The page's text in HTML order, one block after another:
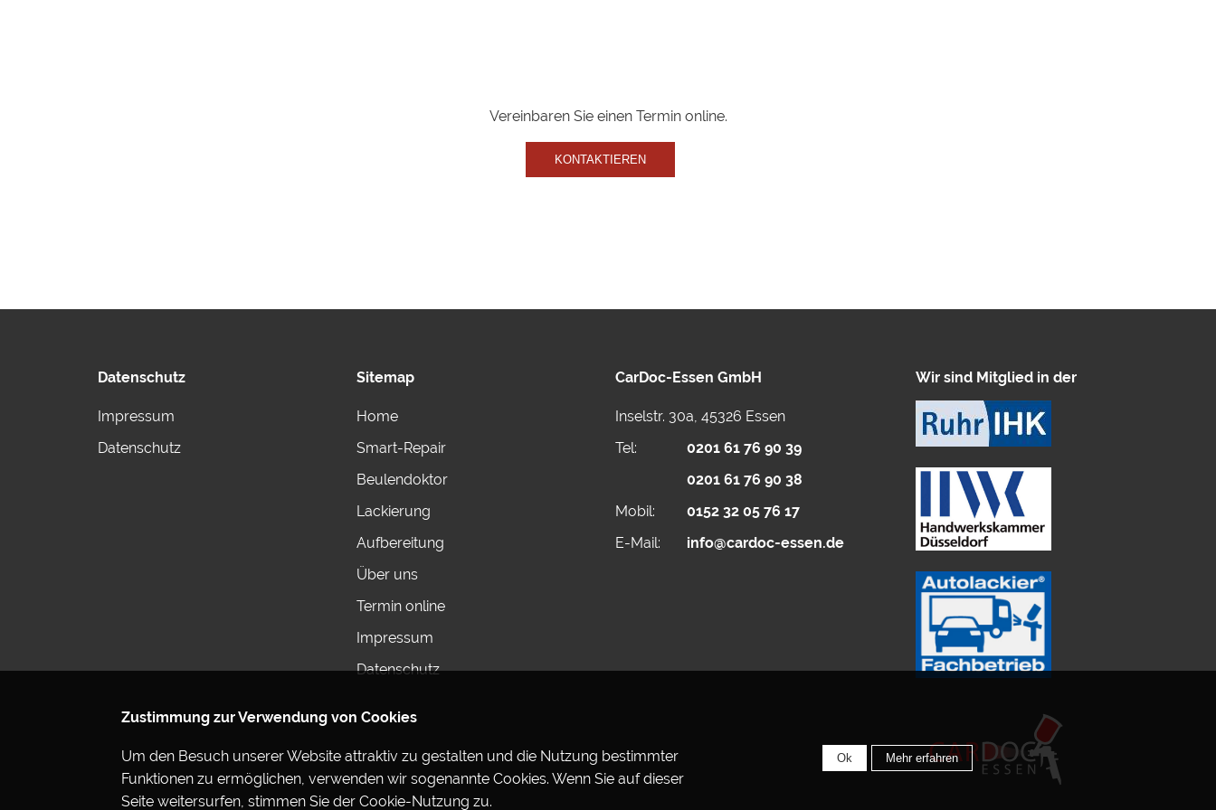
Vereinbaren Sie einen Termin online.
KONTAKTIEREN
Datenschutz
Impressum
Datenschutz
Sitemap
Home
Smart-Repair
Beulendoktor
Lackierung
Aufbereitung
Über uns
Termin online
Impressum
Datenschutz
CarDoc-Essen GmbH
Inselstr. 30a, 45326 Essen
Tel:
0201 61 76 90 39
0201 61 76 90 38
Mobil:
0152 32 05 76 17
E-Mail:
info@cardoc-essen.de
Wir sind Mitglied in der
Zustimmung zur Verwendung von Cookies
Um den Besuch unserer Website attraktiv zu gestalten und die Nutzung bestimmter
Funktionen zu ermöglichen, verwenden wir sogenannte Cookies. Wenn Sie auf dieser
Seite weitersurfen, stimmen Sie der Cookie-Nutzung zu.